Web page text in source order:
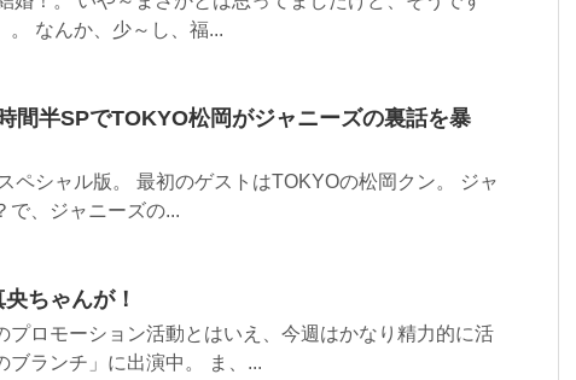
。 なんか、少～し、福...
間半SPでTOKYO松岡がジャニーズの裏話を暴
ペシャル版。 最初のゲストはTOKYOの松岡クン。 ジャ
で、ジャニーズの...
ちゃんが！
プロモーション活動とはいえ、今週はかなり精力的に活
ランチ」に出演中。 ま、...